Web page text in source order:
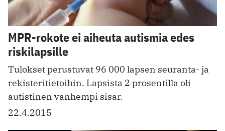
MPR-rokote ei aiheuta autismia edes
riskilapsille
Tulokset perustuvat 96 000 lapsen seuranta- ja
rekisteritietoihin. Lapsista 2 prosentilla oli
autistinen vanhempi sisar.
22.4.2015